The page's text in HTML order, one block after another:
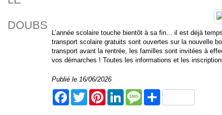
L’année scolaire touche bientôt à sa fin... il est déjà
transport scolaire gratuits sont ouvertes sur la nouvelle
transport avant la rentrée, les familles sont invitées à
vos démarches ! Toutes les informations et les
Publié le 16/06/2026
FacebookTwitter PinterestLinkedInMessageShare